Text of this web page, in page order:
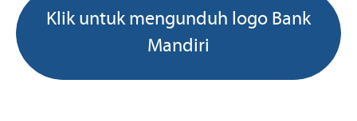
Klik untuk mengunduh logo Bank
Mandiri